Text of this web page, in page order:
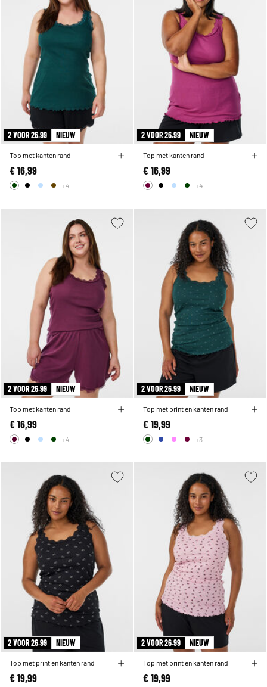
2 VOOR 26.99 NIEUW
Top met kanten rand
€ 16,99
+4
2 VOOR 26.99 NIEUW
Top met kanten rand
€ 16,99
+4
2 VOOR 26.99 NIEUW
Top met kanten rand
€ 16,99
+4
2 VOOR 26.99 NIEUW
Top met print en kanten rand
€ 19,99
+3
2 VOOR 26.99 NIEUW
Top met print en kanten rand
€ 19,99
2 VOOR 26.99 NIEUW
Top met print en kanten rand
€ 19,99